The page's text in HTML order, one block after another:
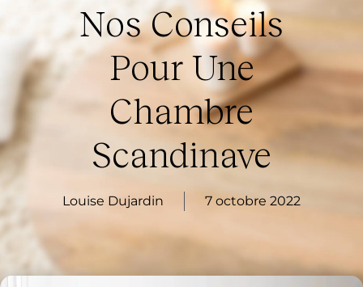
Nos Conseils
Pour Une
Chambre
Scandinave
Louise Dujardin 7 octobre 2022